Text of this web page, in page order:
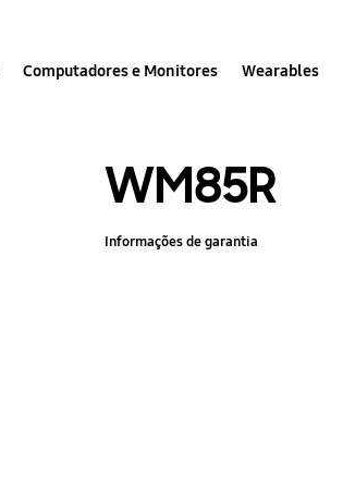
Computadores e Monitores Wearables
WM85R
Informações de garantia